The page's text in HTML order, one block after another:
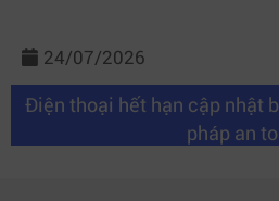
24/07/2026
Điện thoại hết hạn cập nhật
pháp an